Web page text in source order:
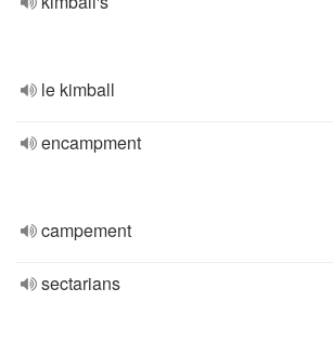
le kimball
encampment
campement
sectarians